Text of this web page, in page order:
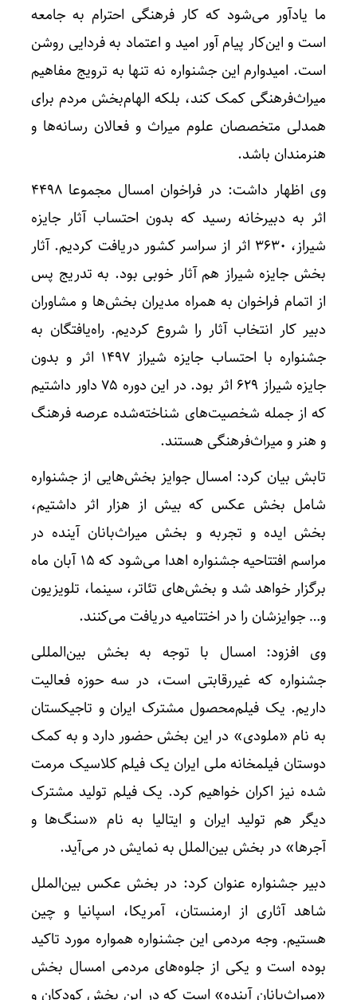
ما یادآور می‌شود که کار فرهنگی احترام به جامعه
است و این‌کار پیام آور امید و اعتماد به فردایی روشن
است. امیدوارم این جشنواره نه تنها به ترویج مفاهیم
میراث‌فرهنگی کمک کند، بلکه الهام‌بخش مردم برای
همدلی متخصصان علوم میراث و فعالان رسانه‌ها و
هنرمندان باشد.
وی اظهار داشت: در فراخوان امسال مجموعا ۴۴۹۸
اثر به دبیرخانه رسید که بدون احتساب آثار جایزه
شیراز، ۳۶۳۰ اثر از سراسر کشور دریافت کردیم. آثار
بخش جایزه شیراز هم آثار خوبی بود. به تدریج پس
از اتمام فراخوان به همراه مدیران بخش‌ها و مشاوران
دبیر کار انتخاب آثار را شروع کردیم. راه‌یافتگان به
جشنواره با احتساب جایزه شیراز ۱۴۹۷ اثر و بدون
جایزه شیراز ۶۲۹ اثر بود. در این دوره ۷۵ داور داشتیم
که از جمله شخصیت‌های شناخته‌شده عرصه فرهنگ
و هنر و میراث‌فرهنگی هستند.
تابش بیان کرد: امسال جوایز بخش‌هایی از جشنواره
شامل بخش عکس که بیش از هزار اثر داشتیم،
بخش ایده و تجربه و بخش میراث‌بانان آینده در
مراسم افتتاحیه جشنواره اهدا می‌شود که ۱۵ آبان ماه
برگزار خواهد شد و بخش‌های تئاتر، سینما، تلویزیون
و… جوایزشان را در اختتامیه دریافت می‌کنند.
وی افزود: امسال با توجه به بخش بین‌المللی
جشنواره که غیررقابتی است، در سه حوزه فعالیت
داریم. یک‌ فیلم‌محصول مشترک ایران و تاجیکستان
به نام‌ «ملودی» در این بخش حضور دارد و به کمک
دوستان فیلمخانه ملی ایران یک فیلم‌ کلاسیک مرمت
شده نیز اکران‌ خواهیم کرد. یک فیلم تولید مشترک
دیگر هم‌ تولید ایران و ایتالیا به نام «سنگ‌ها و
آجرها» در بخش بین‌الملل به نمایش در می‌آید.
دبیر جشنواره عنوان کرد: در بخش عکس بین‌الملل
شاهد آثاری از ارمنستان، آمریکا، اسپانیا و چین
هستیم. وجه مردمی این جشنواره همواره مورد تاکید
بوده است و یکی از جلوه‌های مردمی امسال بخش
«میراث‌بانان آینده» است که در این بخش کودکان و